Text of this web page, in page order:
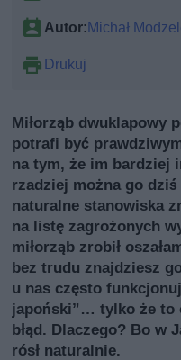
Autor:Michał
Drukuj
Miłorząb dwuklapowy
potrafi być
na tym, że im bardziej
rzadziej można go
naturalne stanowiska
na listę zagrożonych
miłorząb zrobił
bez trudu znajdziesz
u nas często
japoński”… tylko że to
błąd. Dlaczego? Bo w
rósł naturalnie.